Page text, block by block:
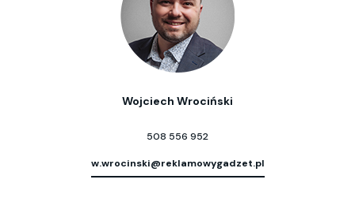
Wojciech Wrociński
508 556 952
w.wrocinski@reklamowygadzet.pl